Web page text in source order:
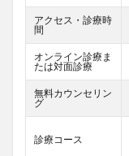
アクセス・診療時
間
オンライン診療ま
たは対面診療
無料カウンセリン
グ
診療コース